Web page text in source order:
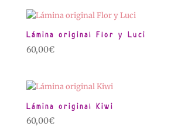
Lámina original Flor y Luci
60,00€
Lámina original Kiwi
60,00€